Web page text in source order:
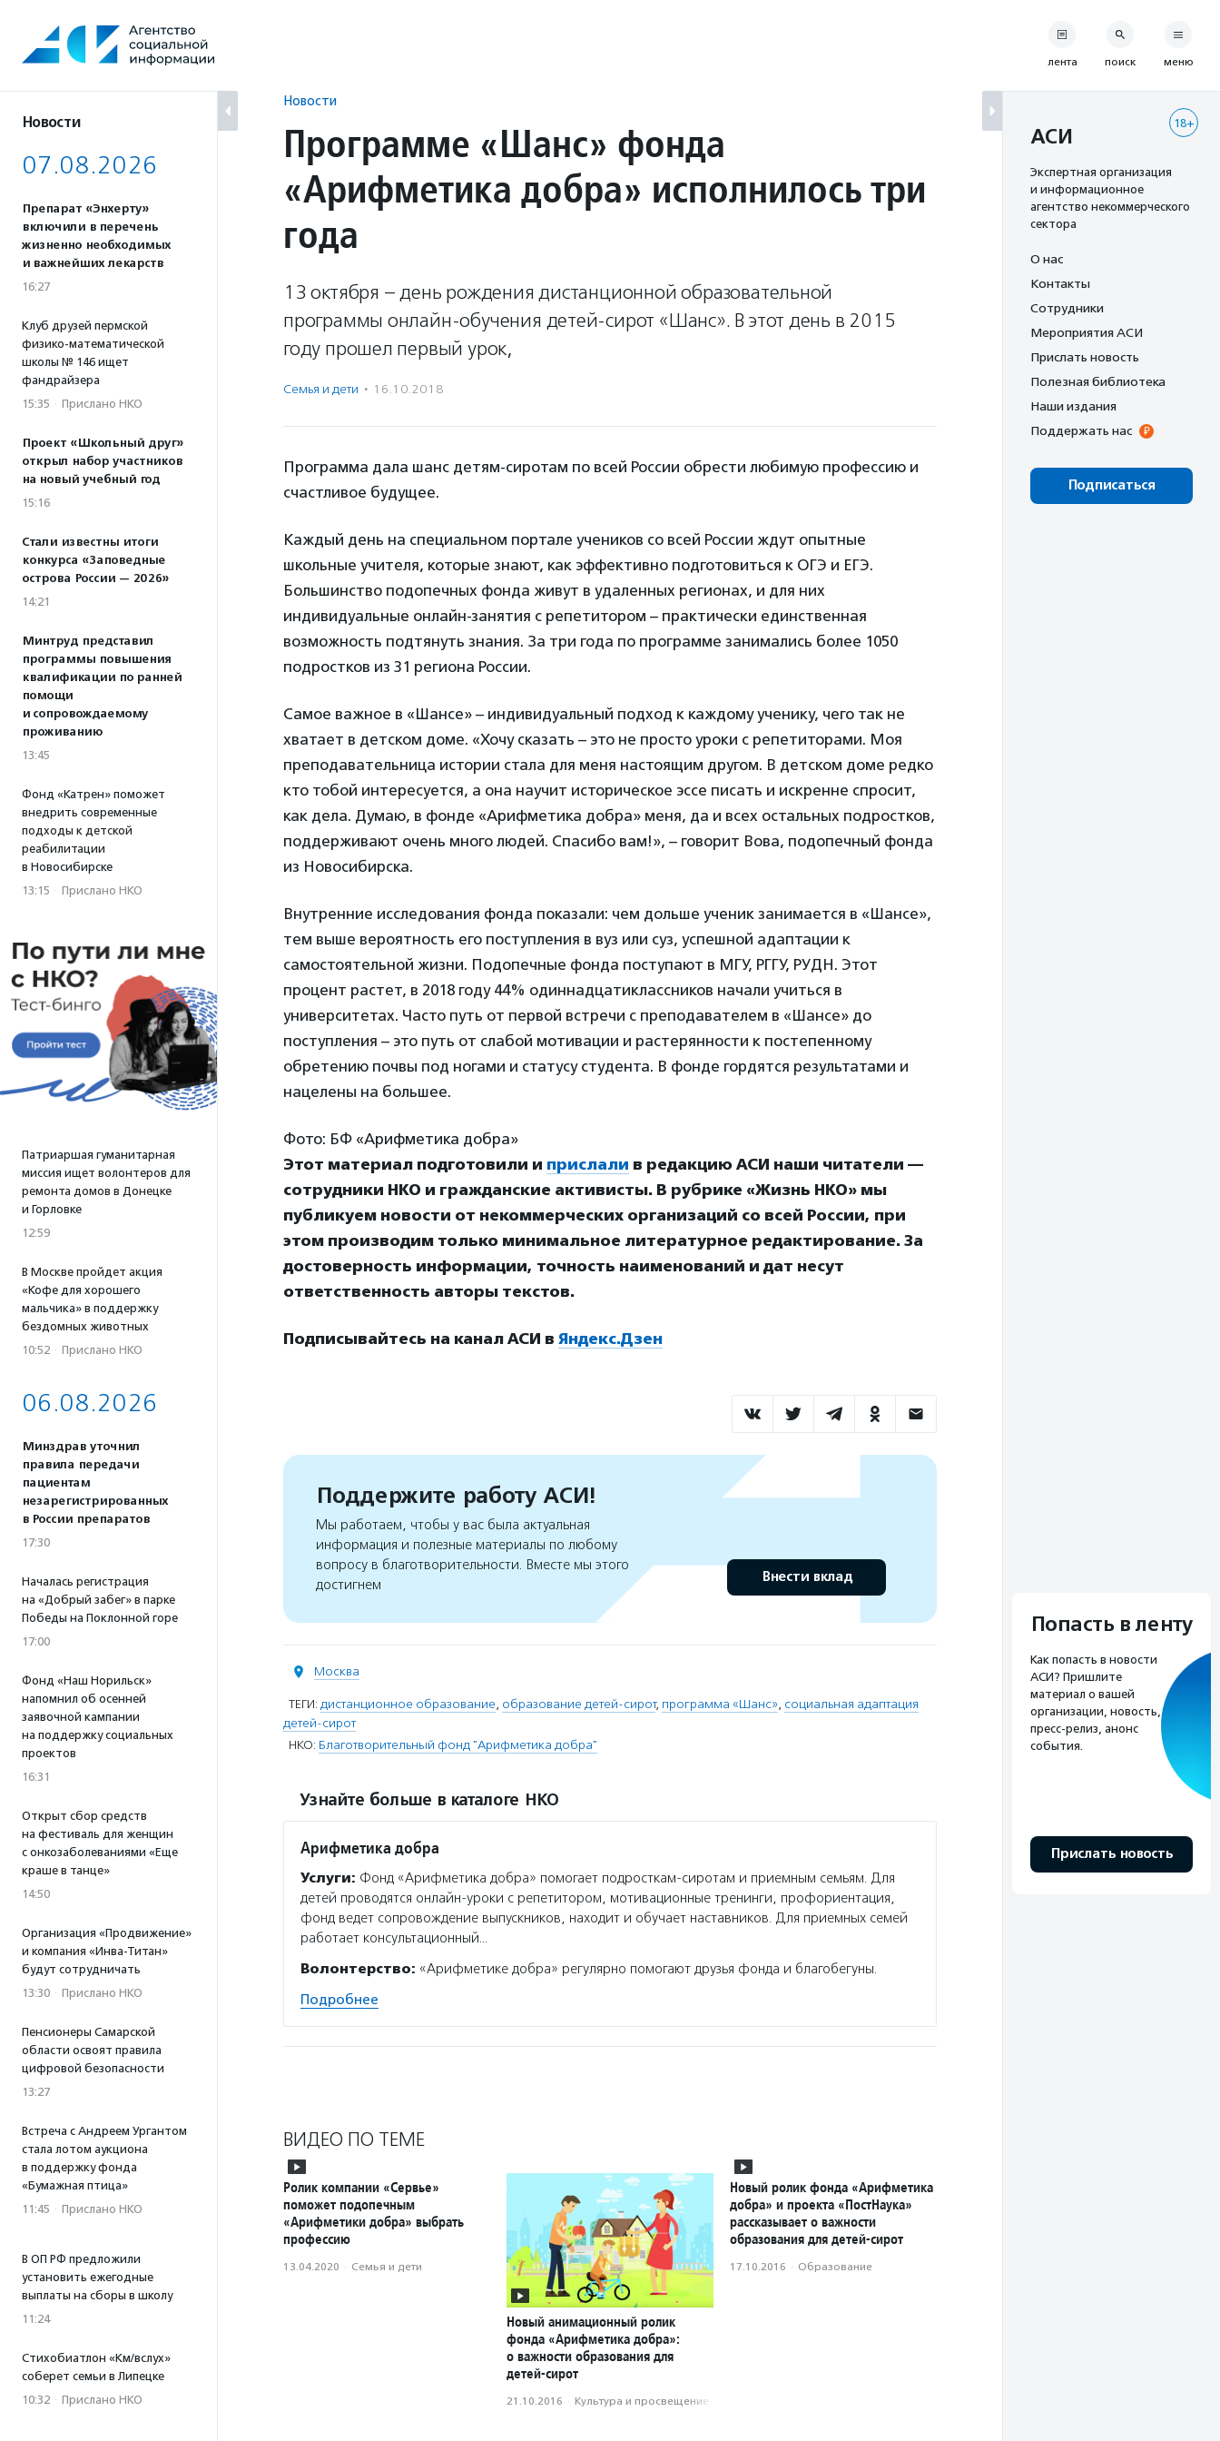
содержанию
Новости
07.08.2026
Препарат «Энхерту»
включили в перечень
жизненно необходимых
и важнейших лекарств
16:27
Клуб друзей пермской
физико-математической
школы № 146 ищет
фандрайзера
15:35 · Прислано НКО
Проект «Школьный друг»
открыл набор участников
на новый учебный год
15:16
Стали известны итоги
конкурса «Заповедные
острова России — 2026»
14:21
Минтруд представил
программы повышения
квалификации по ранней
помощи
и сопровождаемому
проживанию
13:45
Фонд «Катрен» поможет
внедрить современные
подходы к детской
реабилитации
в Новосибирске
13:15 · Прислано НКО
Патриаршая гуманитарная
миссия ищет волонтеров для
ремонта домов в Донецке
и Горловке
12:59
В Москве пройдет акция
«Кофе для хорошего
мальчика» в поддержку
бездомных животных
10:52 · Прислано НКО
06.08.2026
Минздрав уточнил
правила передачи
пациентам
незарегистрированных
в России препаратов
17:30
Началась регистрация
на «Добрый забег» в парке
Победы на Поклонной горе
17:00
Фонд «Наш Норильск»
напомнил об осенней
заявочной кампании
на поддержку социальных
проектов
16:31
Открыт сбор средств
на фестиваль для женщин
с онкозаболеваниями «Еще
краше в танце»
14:50
Организация «Продвижение»
и компания «Инва-Титан»
будут сотрудничать
13:30 · Прислано НКО
Пенсионеры Самарской
области освоят правила
цифровой безопасности
13:27
Встреча с Андреем Ургантом
стала лотом аукциона
в поддержку фонда
«Бумажная птица»
11:45 · Прислано НКО
В ОП РФ предложили
установить ежегодные
выплаты на сборы в школу
11:24
Стихобиатлон «Км/вслух»
соберет семьи в Липецке
10:32 · Прислано НКО
Новости
Программе «Шанс» фонда
«Арифметика добра» исполнилось три
года
13 октября – день рождения дистанционной образовательной
программы онлайн-обучения детей-сирот «Шанс». В этот день в 2015
году прошел первый урок,
Семья и дети · 16.10.2018
Программа дала шанс детям-сиротам по всей России обрести любимую профессию и
счастливое будущее.
Каждый день на специальном портале учеников со всей России ждут опытные
школьные учителя, которые знают, как эффективно подготовиться к ОГЭ и ЕГЭ.
Большинство подопечных фонда живут в удаленных регионах, и для них
индивидуальные онлайн-занятия с репетитором – практически единственная
возможность подтянуть знания. За три года по программе занимались более 1050
подростков из 31 региона России.
Самое важное в «Шансе» – индивидуальный подход к каждому ученику, чего так не
хватает в детском доме. «Хочу сказать – это не просто уроки с репетиторами. Моя
преподавательница истории стала для меня настоящим другом. В детском доме редко
кто тобой интересуется, а она научит историческое эссе писать и искренне спросит,
как дела. Думаю, в фонде «Арифметика добра» меня, да и всех остальных подростков,
поддерживают очень много людей. Спасибо вам!», – говорит Вова, подопечный фонда
из Новосибирска.
Внутренние исследования фонда показали: чем дольше ученик занимается в «Шансе»,
тем выше вероятность его поступления в вуз или суз, успешной адаптации к
самостоятельной жизни. Подопечные фонда поступают в МГУ, РГГУ, РУДН. Этот
процент растет, в 2018 году 44% одиннадцатиклассников начали учиться в
университетах. Часто путь от первой встречи с преподавателем в «Шансе» до
поступления – это путь от слабой мотивации и растерянности к постепенному
обретению почвы под ногами и статусу студента. В фонде гордятся результатами и
нацелены на большее.
Фото: БФ «Арифметика добра»
Этот материал подготовили и прислали в редакцию АСИ наши читатели —
сотрудники НКО и гражданские активисты. В рубрике «Жизнь НКО» мы
публикуем новости от некоммерческих организаций со всей России, при
этом производим только минимальное литературное редактирование. За
достоверность информации, точность наименований и дат несут
ответственность авторы текстов.
Подписывайтесь на канал АСИ в Яндекс.Дзен
Поддержите работу АСИ!
Мы работаем, чтобы у вас была актуальная
информация и полезные материалы по любому
вопросу в благотворительности. Вместе мы этого
достигнем
Внести вклад
Москва
ТЕГИ: дистанционное образование, образование детей-сирот, программа «Шанс», социальная адаптация
детей-сирот
НКО: Благотворительный фонд "Арифметика добра"
Узнайте больше в каталоге НКО
Арифметика добра
Услуги: Фонд «Арифметика добра» помогает подросткам-сиротам и приемным семьям. Для
детей проводятся онлайн-уроки с репетитором, мотивационные тренинги, профориентация,
фонд ведет сопровождение выпускников, находит и обучает наставников. Для приемных семей
работает консультационный…
Волонтерство: «Арифметике добра» регулярно помогают друзья фонда и благобегуны.
Подробнее
ВИДЕО ПО ТЕМЕ
Ролик компании «Сервье»
поможет подопечным
«Арифметики добра» выбрать
профессию
13.04.2020 · Семья и дети
Новый анимационный ролик
фонда «Арифметика добра»:
о важности образования для
детей-сирот
21.10.2016 · Культура и просвещение
Новый ролик фонда «Арифметика
добра» и проекта «ПостНаука»
рассказывает о важности
образования для детей-сирот
17.10.2016 · Образование
лента поиск меню
18+
АСИ
Экспертная организация
и информационное
агентство некоммерческого
сектора
О нас
Контакты
Сотрудники
Мероприятия АСИ
Прислать новость
Полезная библиотека
Наши издания
Поддержать нас
Подписаться
Попасть в ленту
Как попасть в новости
АСИ? Пришлите
материал о вашей
организации, новость,
пресс-релиз, анонс
события.
Прислать новость